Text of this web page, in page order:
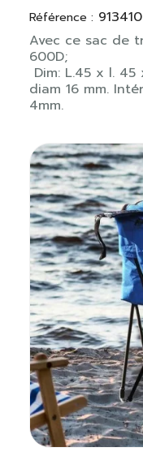
Référence : 913410
Avec ce sac de
600D;
Dim: L.45 x l.
diam 16 mm.
4mm.